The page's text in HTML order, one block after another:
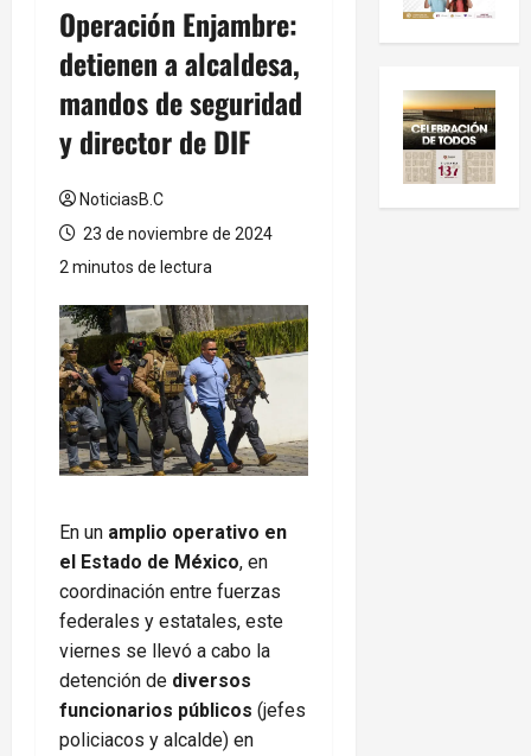
Operación Enjambre:
detienen a alcaldesa,
mandos de seguridad
y director de DIF
NoticiasB.C
23 de noviembre de 2024
2 minutos de lectura
En un amplio operativo en
el Estado de México, en
coordinación entre fuerzas
federales y estatales, este
viernes se llevó a cabo la
detención de diversos
funcionarios públicos (jefes
policiacos y alcalde) en